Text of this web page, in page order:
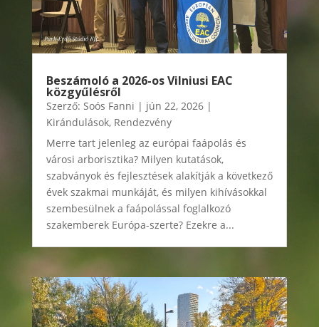
Beszámoló a 2026-os Vilniusi EAC
közgyűlésről
Szerző: Soós Fanni | jún 22, 2026|
Kirándulások, Rendezvény
Merre tart jelenleg az európai faápolás és
városi arborisztika? Milyen kutatások,
szabványok és fejlesztések alakítják a következő
évek szakmai munkáját, és milyen kihívásokkal
szembesülnek a faápolással foglalkozó
szakemberek Európa-szerte? Ezekre a...